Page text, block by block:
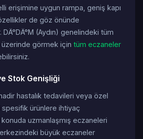
erişimine uygun rampa, geniş kapı
de göz önünde
DÄ°DÄ°M (Aydın) genelindeki tüm
görmek için tüm eczaneler
Stok Genişliği
hastalık tedavileri veya özel
spesifik ürünlere ihtiyaç
uzmanlaşmış eczaneleri
büyük eczaneler